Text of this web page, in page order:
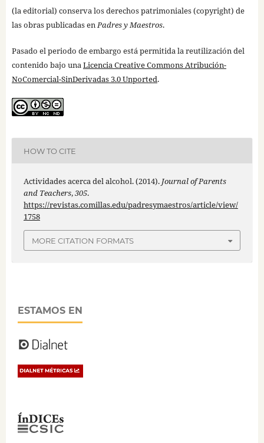
(la editorial) conserva los derechos patrimoniales (copyright) de
las obras publicadas enPadres y Maestros.
Pasado el periodo de embargo está permitida la reutilización del
contenido bajo unaLicencia Creative Commons Atribución-
NoComercial-SinDerivadas 3.0 Unported.
HOW TO CITE
Actividades acerca del alcohol. (2014). Journal of Parents
and Teachers,305.
https://revistas.comillas.edu/padresymaestros/article/view/
1758
MORE CITATION FORMATS
ESTAMOS EN